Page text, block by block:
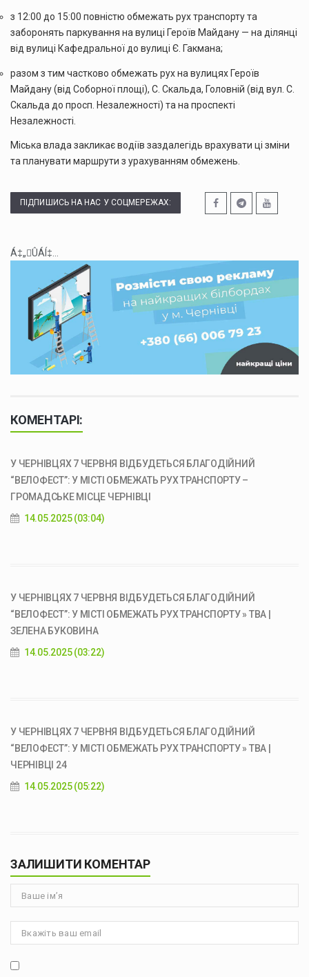
з 12:00 до 15:00 повністю обмежать рух транспорту та
заборонять паркування на вулиці Героїв Майдану — на ділянці
від вулиці Кафедральної до вулиці Є. Гакмана;
разом з тим частково обмежать рух на вулицях Героїв
Майдану (від Соборної площі), С. Скальда, Головній (від вул. С.
Скальда до просп. Незалежності) та на проспекті
Незалежності.
Міська влада закликає водіїв заздалегідь врахувати ці зміни
та планувати маршрути з урахуванням обмежень.
ПІДПИШИСЬ НА НАС У СОЦМЕРЕЖАХ:
Á‡„ÛÁÍ‡...
КОМЕНТАРІ:
У ЧЕРНІВЦЯХ 7 ЧЕРВНЯ ВІДБУДЕТЬСЯ БЛАГОДІЙНИЙ
“ВЕЛОФЕСТ”: У МІСТІ ОБМЕЖАТЬ РУХ ТРАНСПОРТУ –
ГРОМАДСЬКЕ МІСЦЕ ЧЕРНІВЦІ
14.05.2025 (03:04)
У ЧЕРНІВЦЯХ 7 ЧЕРВНЯ ВІДБУДЕТЬСЯ БЛАГОДІЙНИЙ
“ВЕЛОФЕСТ”: У МІСТІ ОБМЕЖАТЬ РУХ ТРАНСПОРТУ » ТВА |
ЗЕЛЕНА БУКОВИНА
14.05.2025 (03:22)
У ЧЕРНІВЦЯХ 7 ЧЕРВНЯ ВІДБУДЕТЬСЯ БЛАГОДІЙНИЙ
“ВЕЛОФЕСТ”: У МІСТІ ОБМЕЖАТЬ РУХ ТРАНСПОРТУ » ТВА |
ЧЕРНІВЦІ 24
14.05.2025 (05:22)
ЗАЛИШИТИ КОМЕНТАР